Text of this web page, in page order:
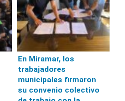
En Miramar, los
trabajadores
municipales firmaron
su convenio colectivo